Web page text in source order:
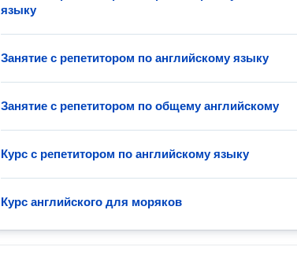
языку
Занятие с репетитором по английскому языку
Занятие с репетитором по общему английскому
Курс с репетитором по английскому языку
Курс английского для моряков